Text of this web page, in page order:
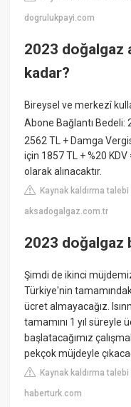
dogrulukpayi.com
2023 doğalgaz
kadar?
Bireysel ve merkezî
Abone Bağlantı Bedeli:
2562 TL + Damga
için 1857 TL + %20
olarak alınacaktır.
Kaynak kaldırma talebi
aksadogalgaz.com.tr
2023 doğalgaz
Şimdi de ikinci
Türkiye'nin
ücret almayacağız.
tamamını 1 yıl süreyle
başlatacağımız
pekçok müjdeyle
Kaynak kaldırma talebi
haberturk.com